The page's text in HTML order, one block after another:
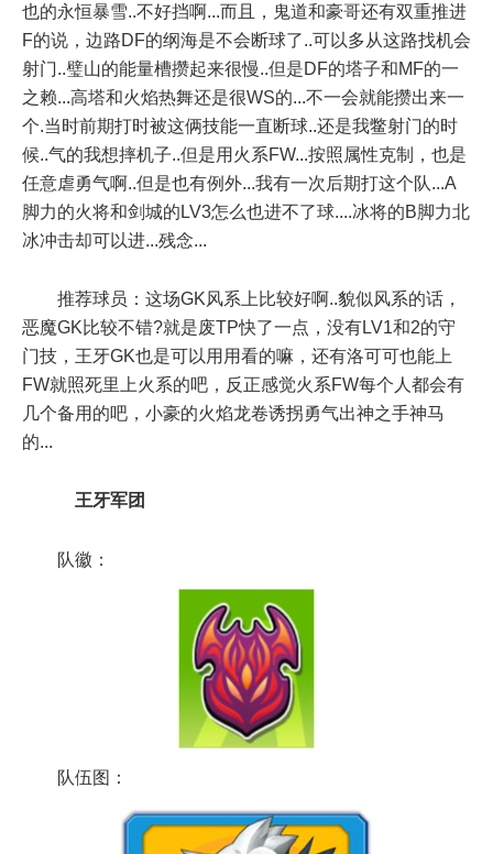
也的永恒暴雪..不好挡啊...而且，鬼道和豪哥还有双重推进
F的说，边路DF的纲海是不会断球了..可以多从这路找机会
射门..璧山的能量槽攒起来很慢..但是DF的塔子和MF的一
之赖...高塔和火焰热舞还是很WS的...不一会就能攒出来一
个.当时前期打时被这俩技能一直断球..还是我鳖射门的时
候..气的我想摔机子..但是用火系FW...按照属性克制，也是
任意虐勇气啊..但是也有例外...我有一次后期打这个队...A
脚力的火将和剑城的LV3怎么也进不了球....冰将的B脚力北
冰冲击却可以进...残念...
推荐球员：这场GK风系上比较好啊..貌似风系的话，
恶魔GK比较不错?就是废TP快了一点，没有LV1和2的守
门技，王牙GK也是可以用用看的嘛，还有洛可可也能上
FW就照死里上火系的吧，反正感觉火系FW每个人都会有
几个备用的吧，小豪的火焰龙卷诱拐勇气出神之手神马
的...
王牙军团
队徽：
队伍图：